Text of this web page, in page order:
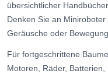
übersichtlicher
Denken Sie an
Geräusche oder
Für fortgeschrittene
Motoren, Räder,